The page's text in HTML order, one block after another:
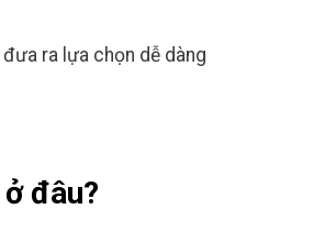
ra lựa chọn dễ dàng
đâu?